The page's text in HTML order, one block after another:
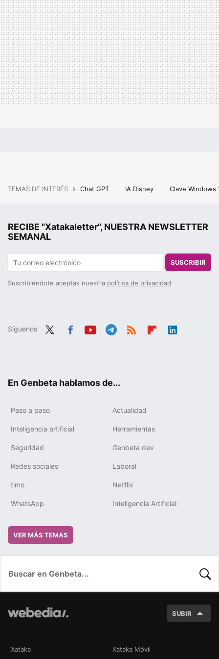
TEMAS DE INTERÉS Chat GPT IA Disney Clave Windows
RECIBE "Xatakaletter", NUESTRA NEWSLETTER
SEMANAL
SUSCRIBIR
Suscribiéndote aceptas nuestra política de privacidad
Síguenos
En Genbeta hablamos de...
Paso a paso Actualidad
Inteligencia artificial Herramientas
Seguridad Genbeta dev
Redes sociales Laboral
timo Netflix
WhatsApp Inteligencia Artificial
VER MÁS TEMAS
SUBIR
Xataka Xataka Móvil